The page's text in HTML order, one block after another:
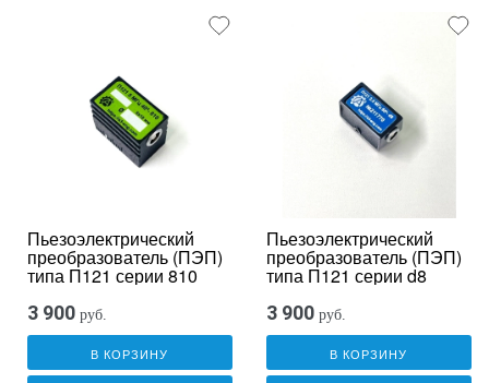
Пьезоэлектрический
преобразователь (ПЭП)
типа П121 серии 810
3 900 руб.
В КОРЗИНУ
Пьезоэлектрический
преобразователь (ПЭП)
типа П121 серии d8
3 900 руб.
В КОРЗИНУ